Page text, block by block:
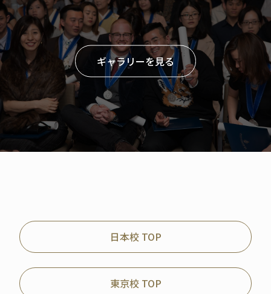
ギャラリーを見る
日本校 TOP
東京校 TOP